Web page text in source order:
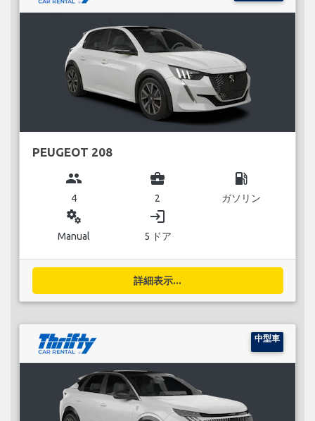
PEUGEOT 208
group
4
business_center
2
local_gas_station
ガソリン
miscellaneous_services
Manual
login
5 ドア
詳細表示...
中型車